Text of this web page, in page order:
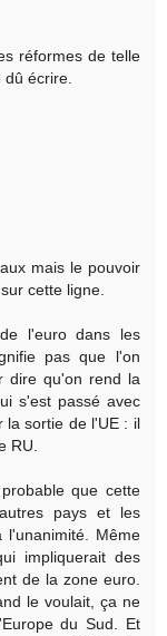
réformes de telle
écrire.
mais le pouvoir
cette ligne.
l'euro dans les
pas que l'on
dire qu'on rend la
s'est passé avec
la sortie de l'UE : il
RU.
que cette
pays et les
l'unanimité. Même
impliquerait des
de la zone euro.
le voulait, ça ne
du Sud. Et